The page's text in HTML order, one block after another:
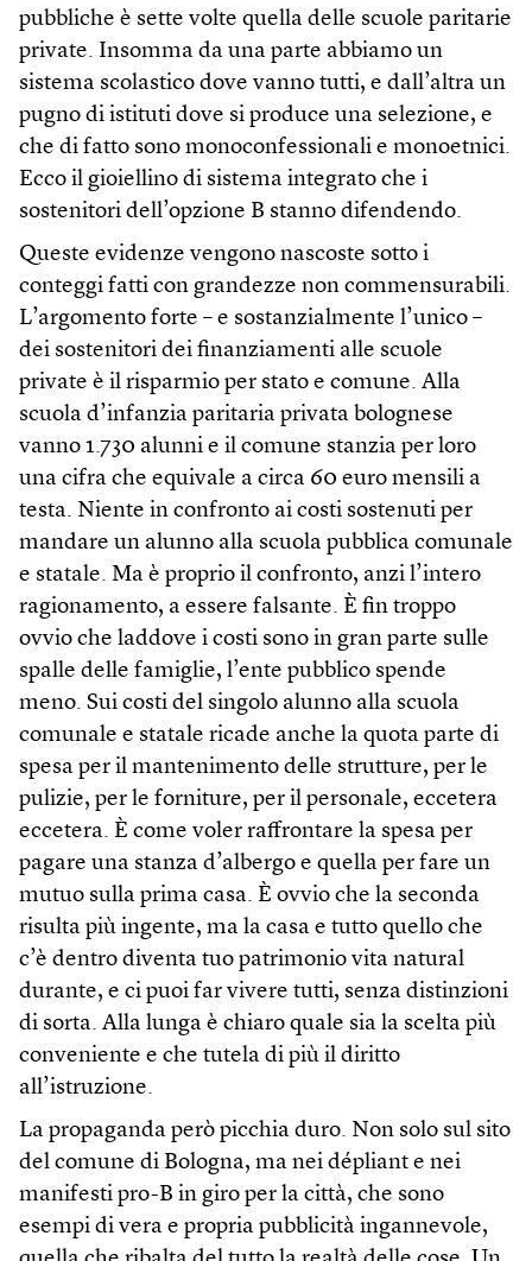
pubbliche è sette volte quella delle scuole paritarie
private. Insomma da una parte abbiamo un
sistema scolastico dove vanno tutti, e dall’altra un
pugno di istituti dove si produce una selezione, e
che di fatto sono monoconfessionali e monoetnici.
Ecco il gioiellino di sistema integrato che i
sostenitori dell’opzione B stanno difendendo.
Queste evidenze vengono nascoste sotto i
conteggi fatti con grandezze non commensurabili.
L’argomento forte – e sostanzialmente l’unico –
dei sostenitori dei finanziamenti alle scuole
private è il risparmio per stato e comune. Alla
scuola d’infanzia paritaria privata bolognese
vanno 1.730 alunni e il comune stanzia per loro
una cifra che equivale a circa 60 euro mensili a
testa. Niente in confronto ai costi sostenuti per
mandare un alunno alla scuola pubblica comunale
e statale. Ma è proprio il confronto, anzi l’intero
ragionamento, a essere falsante. È fin troppo
ovvio che laddove i costi sono in gran parte sulle
spalle delle famiglie, l’ente pubblico spende
meno. Sui costi del singolo alunno alla scuola
comunale e statale ricade anche la quota parte di
spesa per il mantenimento delle strutture, per le
pulizie, per le forniture, per il personale, eccetera
eccetera. È come voler raffrontare la spesa per
pagare una stanza d’albergo e quella per fare un
mutuo sulla prima casa. È ovvio che la seconda
risulta più ingente, ma la casa e tutto quello che
c’è dentro diventa tuo patrimonio vita natural
durante, e ci puoi far vivere tutti, senza distinzioni
di sorta. Alla lunga è chiaro quale sia la scelta più
conveniente e che tutela di più il diritto
all’istruzione.
La propaganda però picchia duro. Non solo sul sito
del comune di Bologna, ma nei dépliant e nei
manifesti pro-B in giro per la città, che sono
esempi di vera e propria pubblicità ingannevole,